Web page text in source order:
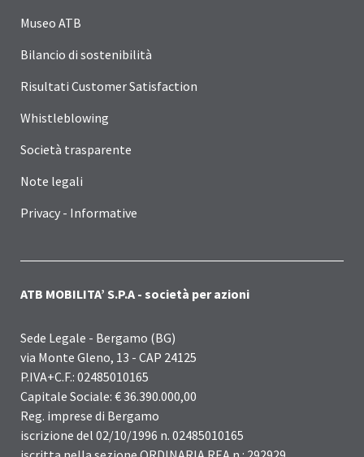
Museo ATB
Bilancio di sostenibilità
Risultati Customer Satisfaction
Whistleblowing
Società trasparente
Note legali
Privacy - Informative
ATB MOBILITA’ S.P.A - società per azioni
Sede Legale - Bergamo (BG)
via Monte Gleno, 13 - CAP 24125
P.IVA+C.F.: 02485010165
Capitale Sociale: € 36.390.000,00
Reg. imprese di Bergamo
iscrizione del 02/10/1996 n. 02485010165